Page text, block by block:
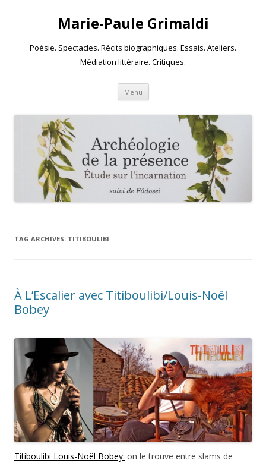
Marie-Paule Grimaldi
Poésie. Spectacles. Récits biographiques. Essais. Ateliers.
Médiation littéraire. Critiques.
Menu Skip to content
TAG ARCHIVES: TITIBOULIBI
À L’Escalier avec Titiboulibi/Louis-Noël
Bobey
Titiboulibi Louis-Noël Bobey: on le trouve entre slams de